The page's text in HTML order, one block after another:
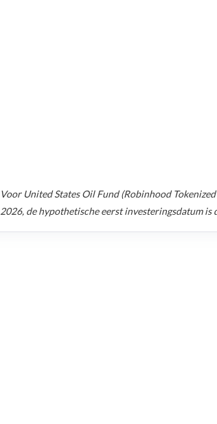
Voor United States Oil Fund (Robinhood
2026, de hypothetische eerst investeringsdatum is